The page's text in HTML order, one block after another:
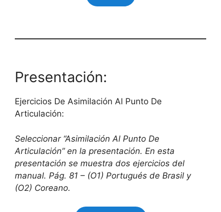
Presentación:
Ejercicios De Asimilación Al Punto De
Articulación:
Seleccionar “Asimilación Al Punto De
Articulación” en la presentación. En esta
presentación se muestra dos ejercicios del
manual. Pág. 81 – (O1) Portugués de Brasil y
(O2) Coreano.